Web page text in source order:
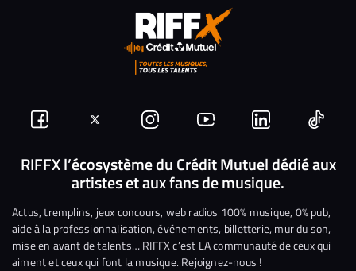
Suivez-
nous
Facebook
Suivez-
nous
sur
Twitter
Nous
rejoindre
sur
Instagram
Nous
rejoindre
sur
YouTube
Nous
rejoindre
sur
Linkedin
Nous
RIFFX l’écosystème du Crédit Mutuel dédié aux
artistes et aux fans de musique.
Actus, tremplins, jeux concours, web radios 100% musique, 0% pub,
aide à la professionnalisation, événements, billetterie, mur du son,
mise en avant de talents… RIFFX c’est LA communauté de ceux qui
aiment et ceux qui font la musique. Rejoignez-nous !